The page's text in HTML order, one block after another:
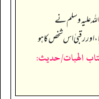
علیہ وسلم نے
اور رقبیٰ اس شخص کا ہو
الهبات/حدیث: